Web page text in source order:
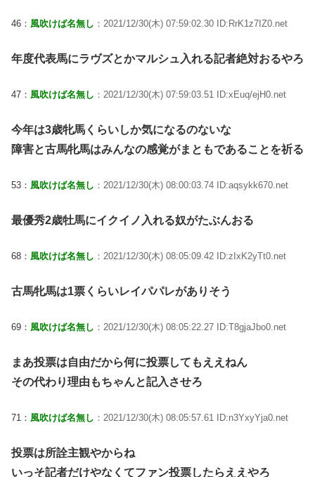
46： 風吹けば名無し ：2021/12/30(木) 07:59:02.30 ID:RrK1z7IZ0.net
年度代表馬にラヴズとかマルシュ入れる記者絶対おるやろ
47： 風吹けば名無し ：2021/12/30(木) 07:59:03.51 ID:xEuq/ejH0.net
今年は3歳牝馬くらいしか気になるのないな
障害と古馬牝馬はみんなの感覚がまともであることを祈る
53： 風吹けば名無し ：2021/12/30(木) 08:00:03.74 ID:aqsykk670.net
最優秀2歳牡馬にイクイノ入れる奴がたぶんおる
68： 風吹けば名無し ：2021/12/30(木) 08:05:09.42 ID:zIxK2yTt0.net
古馬牝馬は1票くらいレイパパレがありそう
69： 風吹けば名無し ：2021/12/30(木) 08:05:22.27 ID:T8gjaJbo0.net
まあ投票は自由だから何に投票してもええねん
その代わり理由もちゃんと記入させろ
71： 風吹けば名無し ：2021/12/30(木) 08:05:57.61 ID:n3YxyYja0.net
投票は所詮主観やからね
いっそ記者だけやなくてファン投票したらええやろ